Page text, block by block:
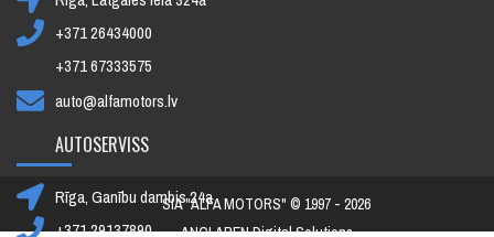
+371 26434000
+371 67333575
auto@alfamotors.lv
AUTOSERVISS
Rīga, Ganību dambis 24a
+371 29137890
SIA "ALFA MOTORS" © 1997 - 2026
ANCLAREN Digital Solutions